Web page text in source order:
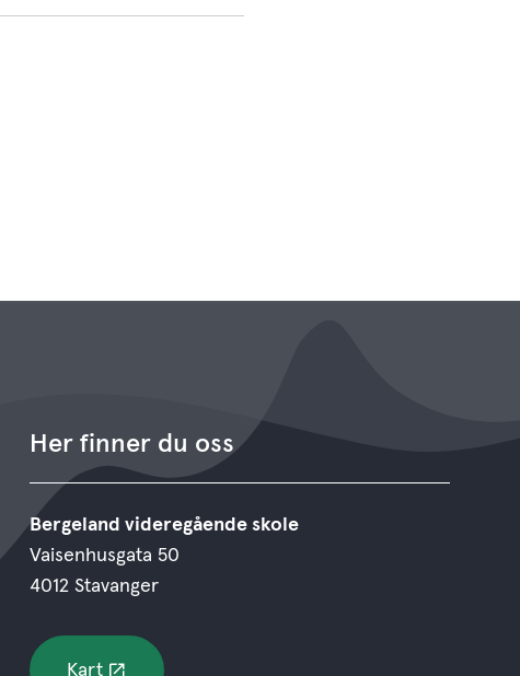
Her finner du oss
Bergeland videregående skole
Vaisenhusgata 50
4012 Stavanger
Kart